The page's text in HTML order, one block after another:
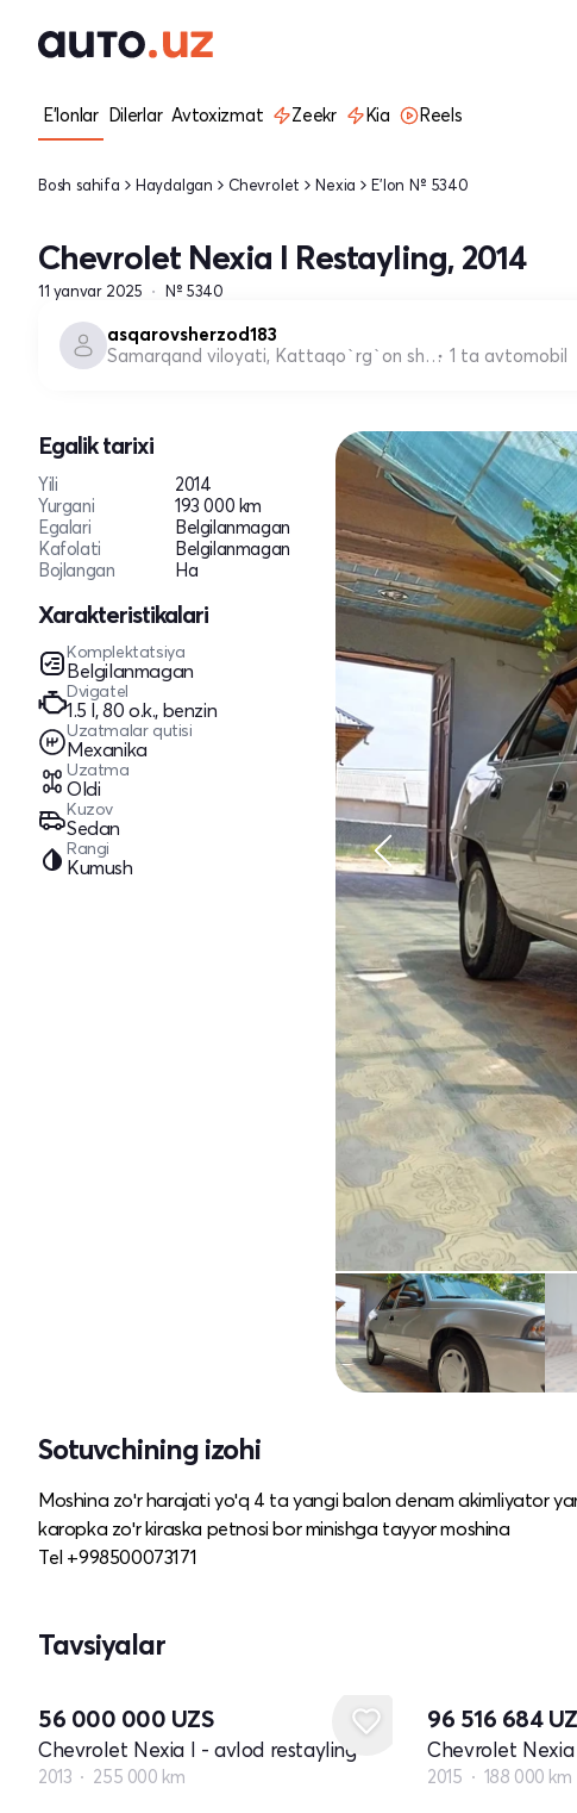
E'lonlar Dilerlar Avtoxizmat Zeekr Kia Reels
Bosh sahifa Haydalgan Chevrolet Nexia E'lon № 5340
Chevrolet Nexia I Restayling, 2014
11 yanvar 2025 № 5340
asqarovsherzod183
Samarqand viloyati, Kattaqo`rg`on shahri 1 ta avtomobil
Egalik tarixi
Yili
2014
Yurgani
193 000 km
Egalari
Belgilanmagan
Kafolati
Belgilanmagan
Bojlangan
Ha
Xarakteristikalari
Komplektatsiya
Belgilanmagan
Dvigatel
1.5 l, 80 o.k., benzin
Uzatmalar qutisi
Mexanika
Uzatma
Oldi
Kuzov
Sedan
Rangi
Kumush
Sotuvchining izohi
Moshina zoʻr harajati yoʻq 4 ta yangi balon denam akimliyator
karopka zoʻr kiraska petnosi bor minishga tayyor moshina
Tel +998500073171
Tavsiyalar
56 000 000 UZS
Chevrolet Nexia I - avlod restayling
2013 255 000 km
96 516 684
Chevrolet
2015 188 000 km